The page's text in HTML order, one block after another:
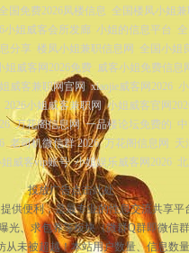
国免费2026凤楼信息 全国楼凤小姐兼
小姐威客会所发廊 小姐的信息平台
分享 楼凤小姐兼职信息网 全国小姐
姐威客网2026免费 威客小姐免费信息
威客兼职网官网 xiaojie威客网2026
2026小姐威客兼职网 小姐威客官网
万花阁信息网 一品楼论坛免费的
老司机微信群 2026 万花阁信息网 天
姐威客vip账号 小姐娱乐威客网2026
投放广告点击此处
供便利，是最专业的性息交流共享
、求包养等板块（微群Q群即微信
未被超越！本站用户数量、信息数